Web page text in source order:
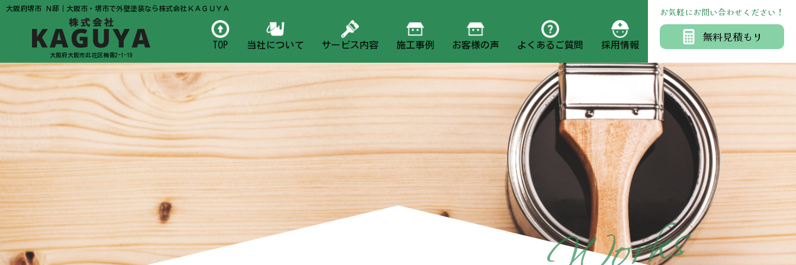
大阪府堺市 Ｎ邸｜大阪市・堺市で外壁塗装なら株式会社ＫＡＧＵＹＡ
大阪府大阪市此花区梅香2-1-19
TOP 当社について サービス内容 施工事例 お客様の声 よくあるご質問 採用情報
お気軽にお問い合わせください！
無料見積もり
rks